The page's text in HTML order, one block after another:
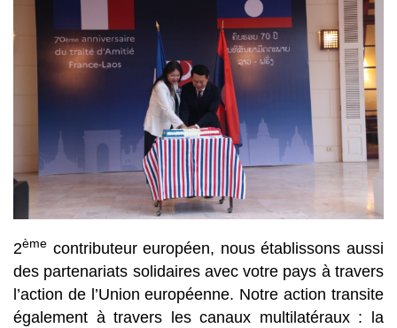
2ème contributeur européen, nous établissons aussi
des partenariats solidaires avec votre pays à travers
l’action de l’Union européenne. Notre action transite
également à travers les canaux multilatéraux : la